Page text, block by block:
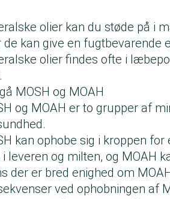
olier kan du støde på i
de kan give en fugtbevarende
olier findes ofte i
MOSH og MOAH
og MOAH er to grupper af
kan ophobe sig i kroppen
i leveren og milten, og MOAH
der er bred enighed om
ved ophobningen af